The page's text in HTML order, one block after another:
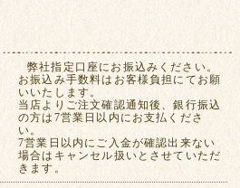
弊社指定口座にお振込みください。
お振込み手数料はお客様負担にてお願
いいたします。
当店よりご注文確認通知後、銀行振込
の方は7営業日以内にお支払くださ
い。
7営業日以内にご入金が確認出来ない
場合はキャンセル扱いとさせていただ
きます。